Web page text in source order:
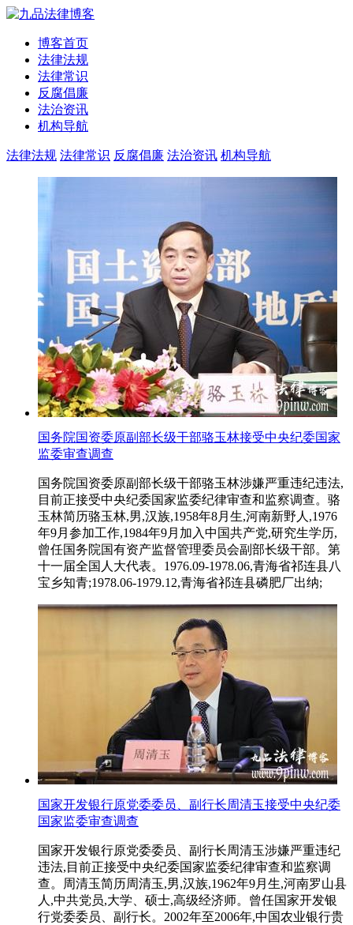
博客首页
法律法规
法律常识
反腐倡廉
法治资讯
机构导航
法律法规 法律常识 反腐倡廉 法治资讯 机构导航
国务院国资委原副部长级干部骆玉林接受中央纪委国家
监委审查调查
国务院国资委原副部长级干部骆玉林涉嫌严重违纪违法,
目前正接受中央纪委国家监委纪律审查和监察调查。骆
玉林简历骆玉林,男,汉族,1958年8月生,河南新野人,1976
年9月参加工作,1984年9月加入中国共产党,研究生学历,
曾任国务院国有资产监督管理委员会副部长级干部。第
十一届全国人大代表。1976.09-1978.06,青海省祁连县八
宝乡知青;1978.06-1979.12,青海省祁连县磷肥厂出纳;
国家开发银行原党委委员、副行长周清玉接受中央纪委
国家监委审查调查
国家开发银行原党委委员、副行长周清玉涉嫌严重违纪
违法,目前正接受中央纪委国家监委纪律审查和监察调
查。周清玉简历周清玉,男,汉族,1962年9月生,河南罗山县
人,中共党员,大学、硕士,高级经济师。曾任国家开发银
行党委委员、副行长。2002年至2006年,中国农业银行贵